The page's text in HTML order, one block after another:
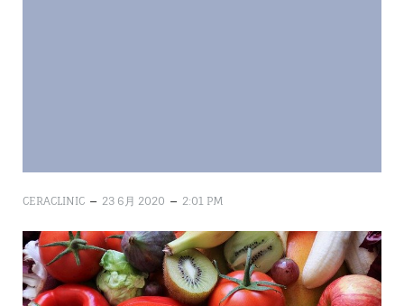
CERACLINIC – 23 6月 2020 – 2:01 PM